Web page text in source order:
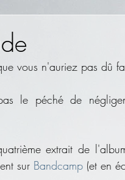
vous n'auriez pas dû
le péché de
extrait de
sur Bandcamp (et en